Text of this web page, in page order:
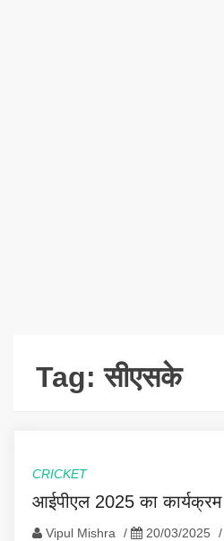
Tag:सीएसके
CRICKET
आईपीएल 2025 का कार्यक्रम
Vipul Mishra / 20/03/2025 /